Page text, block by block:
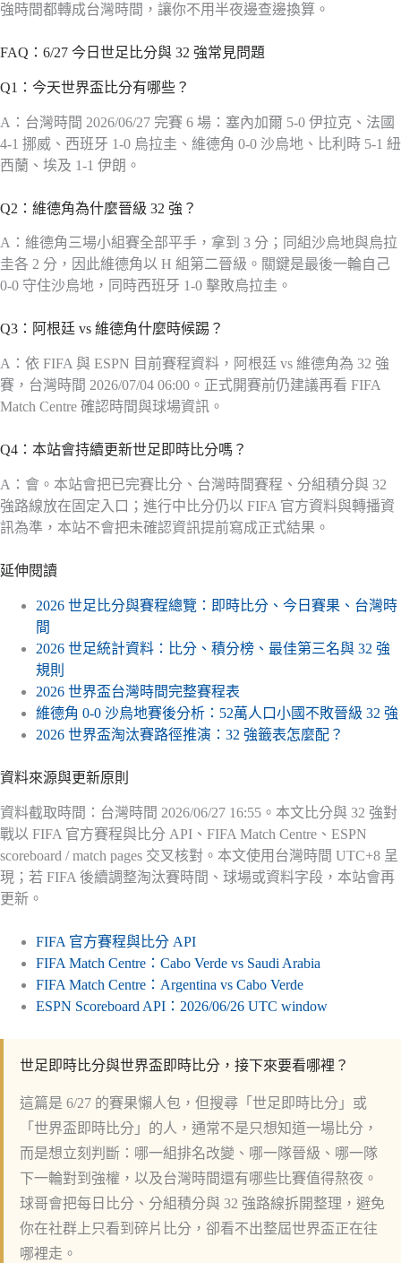
強時間都轉成台灣時間，讓你不用半夜邊查邊換算。
FAQ：6/27 今日世足比分與 32 強常見問題
Q1：今天世界盃比分有哪些？
A：台灣時間 2026/06/27 完賽 6 場：塞內加爾 5-0 伊拉克、法國
4-1 挪威、西班牙 1-0 烏拉圭、維德角 0-0 沙烏地、比利時 5-1 紐
西蘭、埃及 1-1 伊朗。
Q2：維德角為什麼晉級 32 強？
A：維德角三場小組賽全部平手，拿到 3 分；同組沙烏地與烏拉
圭各 2 分，因此維德角以 H 組第二晉級。關鍵是最後一輪自己
0-0 守住沙烏地，同時西班牙 1-0 擊敗烏拉圭。
Q3：阿根廷 vs 維德角什麼時候踢？
A：依 FIFA 與 ESPN 目前賽程資料，阿根廷 vs 維德角為 32 強
賽，台灣時間 2026/07/04 06:00。正式開賽前仍建議再看 FIFA
Match Centre 確認時間與球場資訊。
Q4：本站會持續更新世足即時比分嗎？
A：會。本站會把已完賽比分、台灣時間賽程、分組積分與 32
強路線放在固定入口；進行中比分仍以 FIFA 官方資料與轉播資
訊為準，本站不會把未確認資訊提前寫成正式結果。
延伸閱讀
2026 世足比分與賽程總覽：即時比分、今日賽果、台灣時
間
2026 世足統計資料：比分、積分榜、最佳第三名與 32 強
規則
2026 世界盃台灣時間完整賽程表
維德角 0-0 沙烏地賽後分析：52萬人口小國不敗晉級 32 強
2026 世界盃淘汰賽路徑推演：32 強籤表怎麼配？
資料來源與更新原則
資料截取時間：台灣時間 2026/06/27 16:55。本文比分與 32 強對
戰以 FIFA 官方賽程與比分 API、FIFA Match Centre、ESPN
scoreboard / match pages 交叉核對。本文使用台灣時間 UTC+8 呈
現；若 FIFA 後續調整淘汰賽時間、球場或資料字段，本站會再
更新。
FIFA 官方賽程與比分 API
FIFA Match Centre：Cabo Verde vs Saudi Arabia
FIFA Match Centre：Argentina vs Cabo Verde
ESPN Scoreboard API：2026/06/26 UTC window
世足即時比分與世界盃即時比分，接下來要看哪裡？
這篇是 6/27 的賽果懶人包，但搜尋「世足即時比分」或
「世界盃即時比分」的人，通常不是只想知道一場比分，
而是想立刻判斷：哪一組排名改變、哪一隊晉級、哪一隊
下一輪對到強權，以及台灣時間還有哪些比賽值得熬夜。
球哥會把每日比分、分組積分與 32 強路線拆開整理，避免
你在社群上只看到碎片比分，卻看不出整屆世界盃正在往
哪裡走。